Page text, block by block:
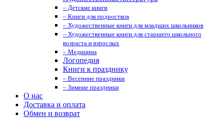
– Детские книги
– Книги для подростков
– Художественные книги для младших школьников
– Художественные книги для старшего школьного
возраста и взрослых
– Медицина
Логопедия
Книги к празднику
– Весенние праздники
– Зимние праздники
О нас
Доставка и оплата
Обмен и возврат